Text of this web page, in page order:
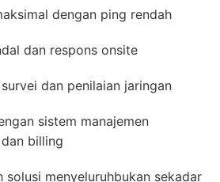
dengan ping rendah
dan respons onsite
dan penilaian jaringan
sistem manajemen
billing
menyeluruhbukan sekadar